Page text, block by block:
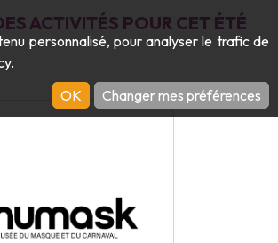
ACTIVITÉS POUR CET ÉTÉ
personnalisé, pour analyser le trafic de
.
OK
Changer mes préférences